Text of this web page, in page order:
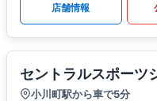
店舗情報
セントラルスポーツ
小川町駅から車で5分